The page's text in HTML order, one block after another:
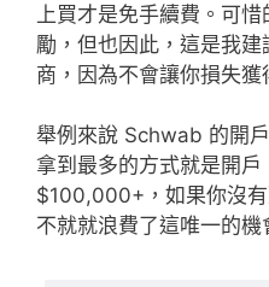
上買才是免手續費。可
勵，但也因此，這是我
商，因為不會讓你損失獲
舉例來說 Schwab 的開
拿到最多的方式就是開戶
$100,000+，如果你沒
不就就浪費了這唯一的機